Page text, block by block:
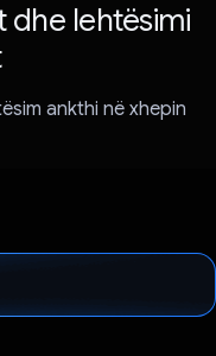
dhe lehtësimi
ankthi në xhepin